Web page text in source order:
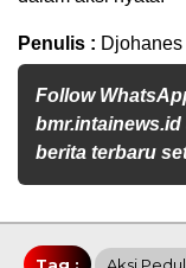
Penulis :
Follow
berita terbaru